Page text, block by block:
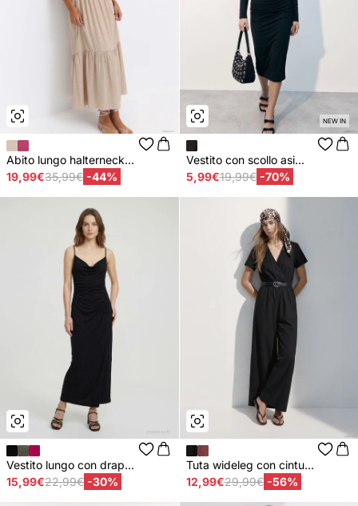
Abito lungo halterneck...
19,99€35,99€ -44%
NEW IN
Vestito con scollo asi...
5,99€19,99€ -70%
Vestito lungo con drap...
15,99€22,99€ -30%
Tuta wideleg con cintu...
12,99€29,99€ -56%